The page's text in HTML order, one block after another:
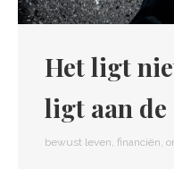
Het ligt
ligt aan
bewust leven, financiën,